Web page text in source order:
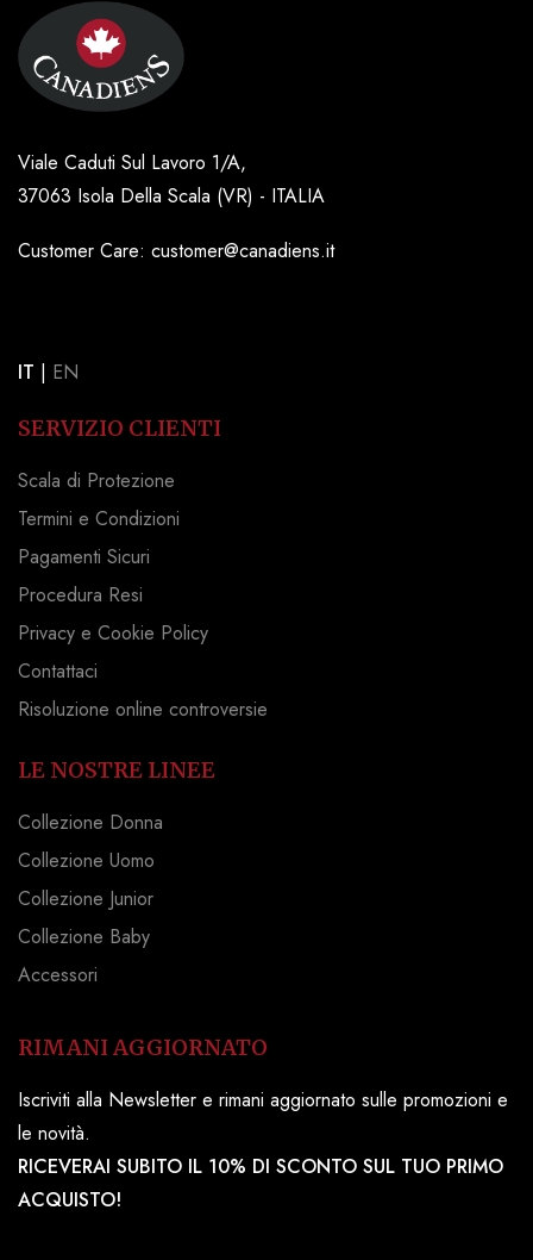
Viale Caduti Sul Lavoro 1/A,
37063 Isola Della Scala (VR) - ITALIA
Customer Care: customer@canadiens.it
IT | EN
SERVIZIO CLIENTI
Scala di Protezione
Termini e Condizioni
Pagamenti Sicuri
Procedura Resi
Privacy e Cookie Policy
Contattaci
Risoluzione online controversie
LE NOSTRE LINEE
Collezione Donna
Collezione Uomo
Collezione Junior
Collezione Baby
Accessori
RIMANI AGGIORNATO
Iscriviti alla Newsletter e rimani aggiornato sulle promozioni e
le novità.
RICEVERAI SUBITO IL 10% DI SCONTO SUL TUO PRIMO
ACQUISTO!